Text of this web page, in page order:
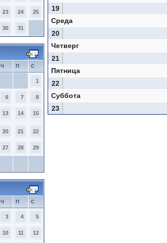
23 24 25
30 31
Ч П С
1
6 7 8
13 14 15
20 21 22
27 28 29
Ч П С
3 4 5
10 11 12
19
Среда
20
Четверг
21
Пятница
22
Суббота
23